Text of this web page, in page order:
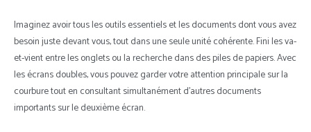
Imaginez avoir tous les outils essentiels et les documents dont vous avez
besoin juste devant vous, tout dans une seule unité cohérente. Fini les va-
et-vient entre les onglets ou la recherche dans des piles de papiers. Avec
les écrans doubles, vous pouvez garder votre attention principale sur la
courbure tout en consultant simultanément d’autres documents
importants sur le deuxième écran.